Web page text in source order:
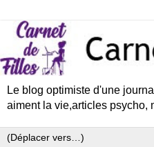
Le blog optimiste d'une
aiment la vie,articles psycho,